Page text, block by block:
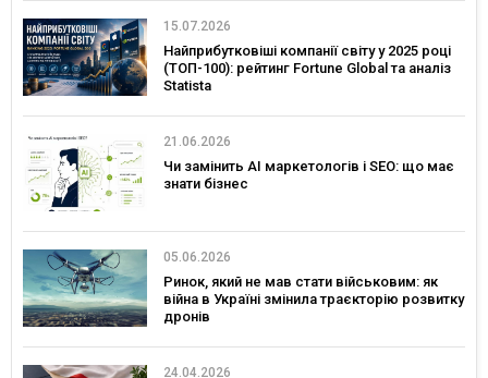
15.07.2026
Найприбутковіші компанії світу у 2025 році
(ТОП-100): рейтинг Fortune Global та аналіз
Statista
21.06.2026
Чи замінить AI маркетологів і SEO: що має
знати бізнес
05.06.2026
Ринок, який не мав стати військовим: як
війна в Україні змінила траєкторію розвитку
дронів
24.04.2026